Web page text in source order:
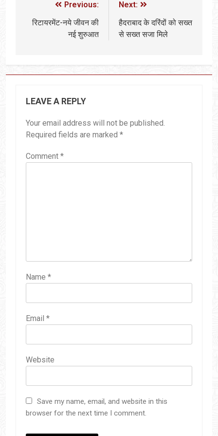
Previous:
रिटायरमेंट-नये जीवन की
नई शुरुआत
Next:
हैदराबाद के दरिंदों को सख्त
से सख्त सजा मिले
LEAVE A REPLY
Your email address will not be published.
Required fields are marked *
Comment *
Name *
Email *
Website
Save my name, email, and website in this
browser for the next time I comment.